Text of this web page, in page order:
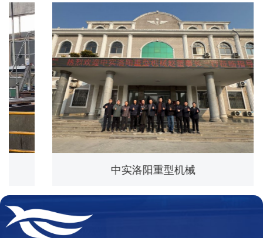
中实洛阳重型机械